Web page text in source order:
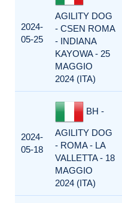
2024-
05-25
AGILITY DOG
- CSEN ROMA
- INDIANA
KAYOWA - 25
MAGGIO
2024 (ITA)
2024-
05-18
BH -
AGILITY DOG
- ROMA - LA
VALLETTA - 18
MAGGIO
2024 (ITA)